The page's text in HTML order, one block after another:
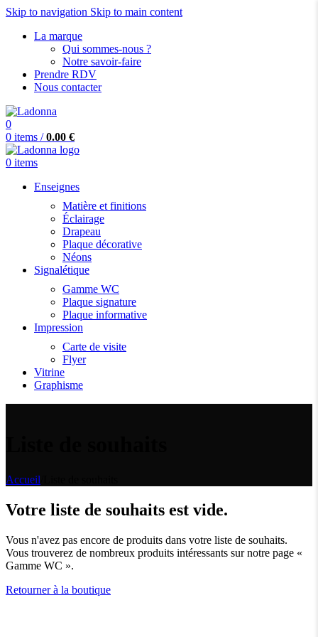
Skip to navigation Skip to main content
La marque
Qui sommes-nous ?
Notre savoir-faire
Prendre RDV
Nous contacter
0
0 items / 0.00 €
0 items
Enseignes
Matière et finitions
Éclairage
Drapeau
Plaque décorative
Néons
Signalétique
Gamme WC
Plaque signature
Plaque informative
Impression
Carte de visite
Flyer
Vitrine
Graphisme
Accueil
Votre liste de souhaits est vide.
Vous n'avez pas encore de produits dans votre liste de souhaits.
Vous trouverez de nombreux produits intéressants sur notre page «
Gamme WC ».
Retourner à la boutique